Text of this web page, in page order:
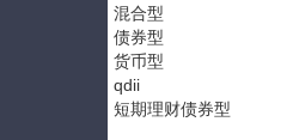
混合型
债券型
货币型
qdii
短期理财债券型